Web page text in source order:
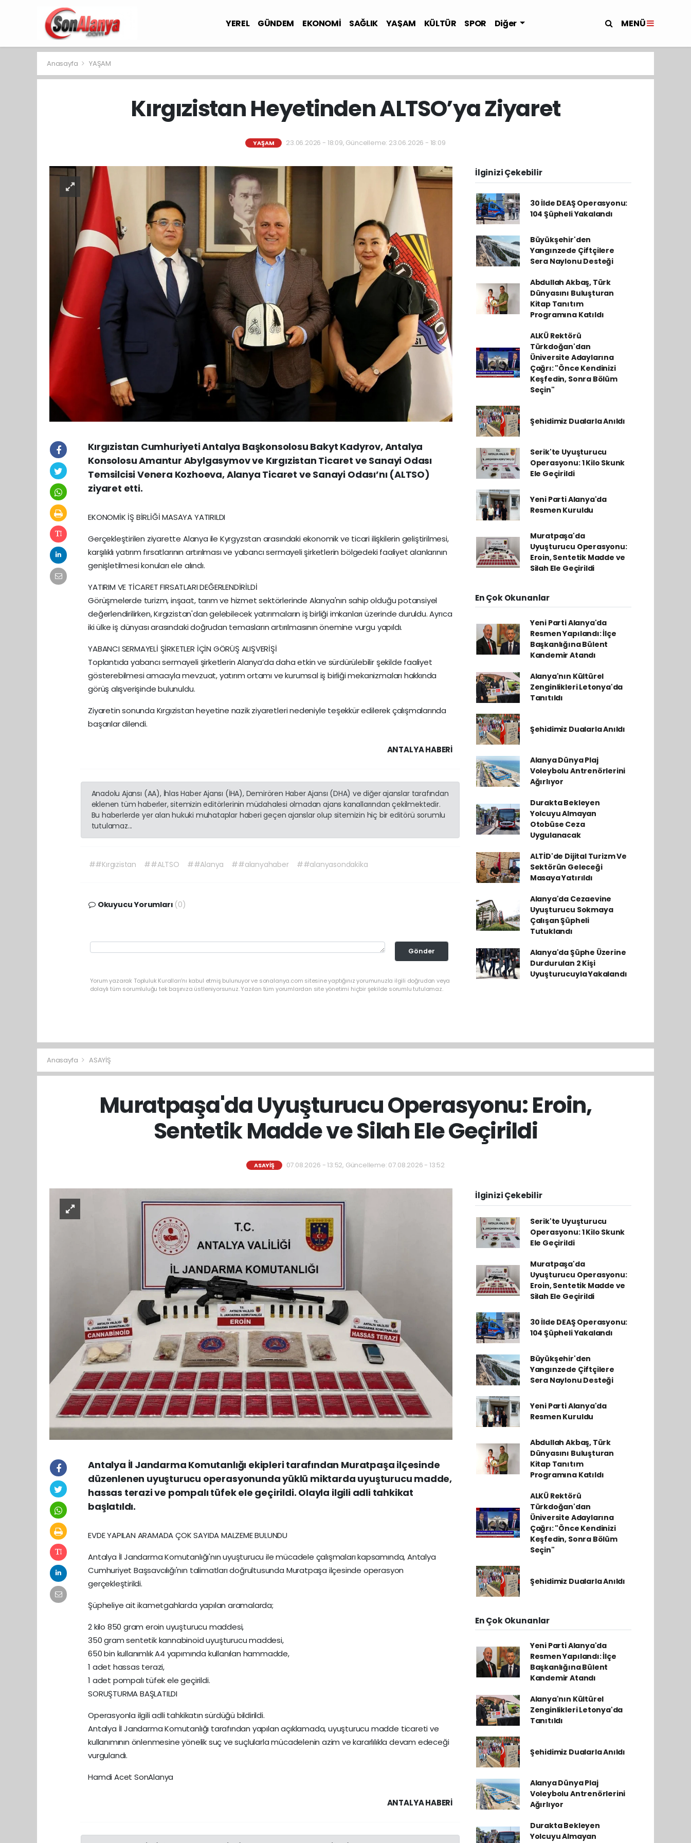
YEREL GÜNDEM EKONOMİ SAĞLIK YAŞAM KÜLTÜR SPOR Diğer MENÜ
Anasayfa YAŞAM
Kırgızistan Heyetinden ALTSO’ya Ziyaret
YAŞAM 23.06.2026 - 18:09, Güncelleme: 23.06.2026 - 18:09
Kırgızistan Cumhuriyeti Antalya Başkonsolosu Bakyt Kadyrov, Antalya
Konsolosu Amantur Abylgasymov ve Kırgızistan Ticaret ve Sanayi Odası
Temsilcisi Venera Kozhoeva, Alanya Ticaret ve Sanayi Odası’nı (ALTSO)
ziyaret etti.
EKONOMİK İŞ BİRLİĞİ MASAYA YATIRILDI
Gerçekleştirilen ziyarette Alanya ile Kyrgyzstan arasındaki ekonomik ve ticari ilişkilerin geliştirilmesi,
karşılıklı yatırım fırsatlarının artırılması ve yabancı sermayeli şirketlerin bölgedeki faaliyet alanlarının
genişletilmesi konuları ele alındı.
YATIRIM VE TİCARET FIRSATLARI DEĞERLENDİRİLDİ
Görüşmelerde turizm, inşaat, tarım ve hizmet sektörlerinde Alanya'nın sahip olduğu potansiyel
değerlendirilirken, Kırgızistan'dan gelebilecek yatırımcıların iş birliği imkanları üzerinde duruldu. Ayrıca
iki ülke iş dünyası arasındaki doğrudan temasların artırılmasının önemine vurgu yapıldı.
YABANCI SERMAYELİ ŞİRKETLER İÇİN GÖRÜŞ ALIŞVERİŞİ
Toplantıda yabancı sermayeli şirketlerin Alanya’da daha etkin ve sürdürülebilir şekilde faaliyet
gösterebilmesi amacıyla mevzuat, yatırım ortamı ve kurumsal iş birliği mekanizmaları hakkında
görüş alışverişinde bulunuldu.
Ziyaretin sonunda Kırgızistan heyetine nazik ziyaretleri nedeniyle teşekkür edilerek çalışmalarında
başarılar dilendi.
ANTALYA HABERİ
Anadolu Ajansı (AA), İhlas Haber Ajansı (İHA), Demirören Haber Ajansı (DHA) ve diğer ajanslar tarafından
eklenen tüm haberler, sitemizin editörlerinin müdahalesi olmadan ajans kanallarından çekilmektedir.
Bu haberlerde yer alan hukuki muhataplar haberi geçen ajanslar olup sitemizin hiç bir editörü sorumlu
tutulamaz...
##Kırgızistan ##ALTSO ##Alanya ##alanyahaber ##alanyasondakika
Okuyucu Yorumları (0)
Gönder
Yorum yazarak Topluluk Kuralları’nı kabul etmiş bulunuyor ve sonalanya.com sitesine yaptığınız yorumunuzla ilgili doğrudan veya
dolaylı tüm sorumluluğu tek başınıza üstleniyorsunuz. Yazılan tüm yorumlardan site yönetimi hiçbir şekilde sorumlu tutulamaz.
İlginizi Çekebilir
30 İlde DEAŞ Operasyonu:
104 Şüpheli Yakalandı
Büyükşehir'den
Yangınzede Çiftçilere
Sera Naylonu Desteği
Abdullah Akbaş, Türk
Dünyasını Buluşturan
Kitap Tanıtım
Programına Katıldı
ALKÜ Rektörü
Türkdoğan'dan
Üniversite Adaylarına
Çağrı: "Önce Kendinizi
Keşfedin, Sonra Bölüm
Seçin"
Şehidimiz Dualarla Anıldı
Serik'te Uyuşturucu
Operasyonu: 1 Kilo Skunk
Ele Geçirildi
Yeni Parti Alanya'da
Resmen Kuruldu
Muratpaşa'da
Uyuşturucu Operasyonu:
Eroin, Sentetik Madde ve
Silah Ele Geçirildi
En Çok Okunanlar
Yeni Parti Alanya'da
Resmen Yapılandı: İlçe
Başkanlığına Bülent
Kandemir Atandı
Alanya'nın Kültürel
Zenginlikleri Letonya'da
Tanıtıldı
Şehidimiz Dualarla Anıldı
Alanya Dünya Plaj
Voleybolu Antrenörlerini
Ağırlıyor
Durakta Bekleyen
Yolcuyu Almayan
Otobüse Ceza
Uygulanacak
ALTİD'de Dijital Turizm Ve
Sektörün Geleceği
Masaya Yatırıldı
Alanya'da Cezaevine
Uyuşturucu Sokmaya
Çalışan Şüpheli
Tutuklandı
Alanya'da Şüphe Üzerine
Durdurulan 2 Kişi
Uyuşturucuyla Yakalandı
Anasayfa ASAYİŞ
Muratpaşa'da Uyuşturucu Operasyonu: Eroin,
Sentetik Madde ve Silah Ele Geçirildi
ASAYİŞ 07.08.2026 - 13:52, Güncelleme: 07.08.2026 - 13:52
Antalya İl Jandarma Komutanlığı ekipleri tarafından Muratpaşa ilçesinde
düzenlenen uyuşturucu operasyonunda yüklü miktarda uyuşturucu madde,
hassas terazi ve pompalı tüfek ele geçirildi. Olayla ilgili adli tahkikat
başlatıldı.
EVDE YAPILAN ARAMADA ÇOK SAYIDA MALZEME BULUNDU
Antalya İl Jandarma Komutanlığı'nın uyuşturucu ile mücadele çalışmaları kapsamında, Antalya
Cumhuriyet Başsavcılığı'nın talimatları doğrultusunda Muratpaşa ilçesinde operasyon
gerçekleştirildi.
Şüpheliye ait ikametgahlarda yapılan aramalarda;
2 kilo 850 gram eroin uyuşturucu maddesi,
350 gram sentetik kannabinoid uyuşturucu maddesi,
650 bin kullanımlık A4 yapımında kullanılan hammadde,
1 adet hassas terazi,
1 adet pompalı tüfek ele geçirildi.
SORUŞTURMA BAŞLATILDI
Operasyonla ilgili adli tahkikatın sürdüğü bildirildi.
Antalya İl Jandarma Komutanlığı tarafından yapılan açıklamada, uyuşturucu madde ticareti ve
kullanımının önlenmesine yönelik suç ve suçlularla mücadelenin azim ve kararlılıkla devam edeceği
vurgulandı.
Hamdi Acet SonAlanya
ANTALYA HABERİ
İlginizi Çekebilir
Serik'te Uyuşturucu
Operasyonu: 1 Kilo Skunk
Ele Geçirildi
Muratpaşa'da
Uyuşturucu Operasyonu:
Eroin, Sentetik Madde ve
Silah Ele Geçirildi
30 İlde DEAŞ Operasyonu:
104 Şüpheli Yakalandı
Büyükşehir'den
Yangınzede Çiftçilere
Sera Naylonu Desteği
Yeni Parti Alanya'da
Resmen Kuruldu
Abdullah Akbaş, Türk
Dünyasını Buluşturan
Kitap Tanıtım
Programına Katıldı
ALKÜ Rektörü
Türkdoğan'dan
Üniversite Adaylarına
Çağrı: "Önce Kendinizi
Keşfedin, Sonra Bölüm
Seçin"
Şehidimiz Dualarla Anıldı
En Çok Okunanlar
Yeni Parti Alanya'da
Resmen Yapılandı: İlçe
Başkanlığına Bülent
Kandemir Atandı
Alanya'nın Kültürel
Zenginlikleri Letonya'da
Tanıtıldı
Şehidimiz Dualarla Anıldı
Alanya Dünya Plaj
Voleybolu Antrenörlerini
Ağırlıyor
Durakta Bekleyen
Yolcuyu Almayan